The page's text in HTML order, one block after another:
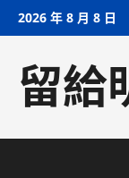
Skip2026 年 8 月 8 日
留給